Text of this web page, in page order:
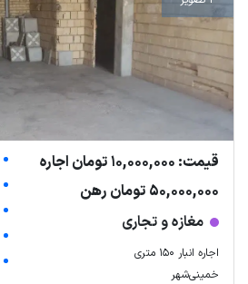
قیمت: 10,000,000 تومان اجاره
50,000,000 تومان رهن
مغازه و تجاری
اجاره انبار ۱۵۰ متری
خمینی‌شهر